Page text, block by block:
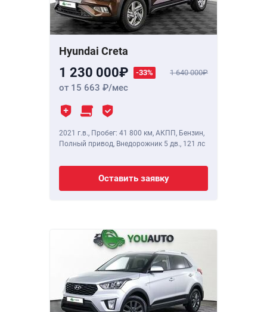
Hyundai Creta
1 230 000 -33% 1 640 000
от 15 663 /мес
2021 г.в., Пробег: 41 800 км, АКПП, Бензин,
Полный привод, Внедорожник 5 дв., 121 лс
Оставить заявку